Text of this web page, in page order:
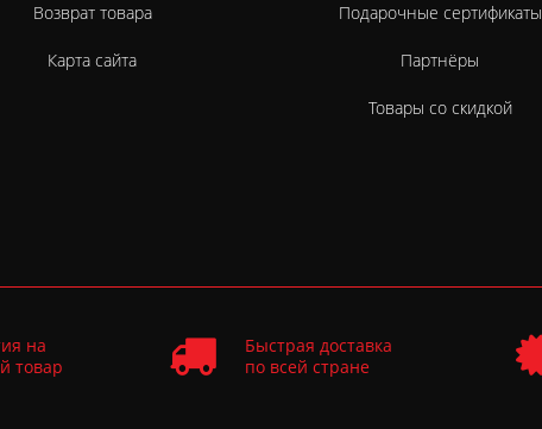
Возврат товара
Карта сайта
Подарочные сертификаты
Партнёры
Товары со скидкой
на
товар
Быстрая доставка
по всей стране